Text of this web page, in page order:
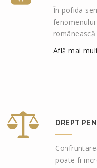
În pofida
românească
Află mai
DREPT
poate fi